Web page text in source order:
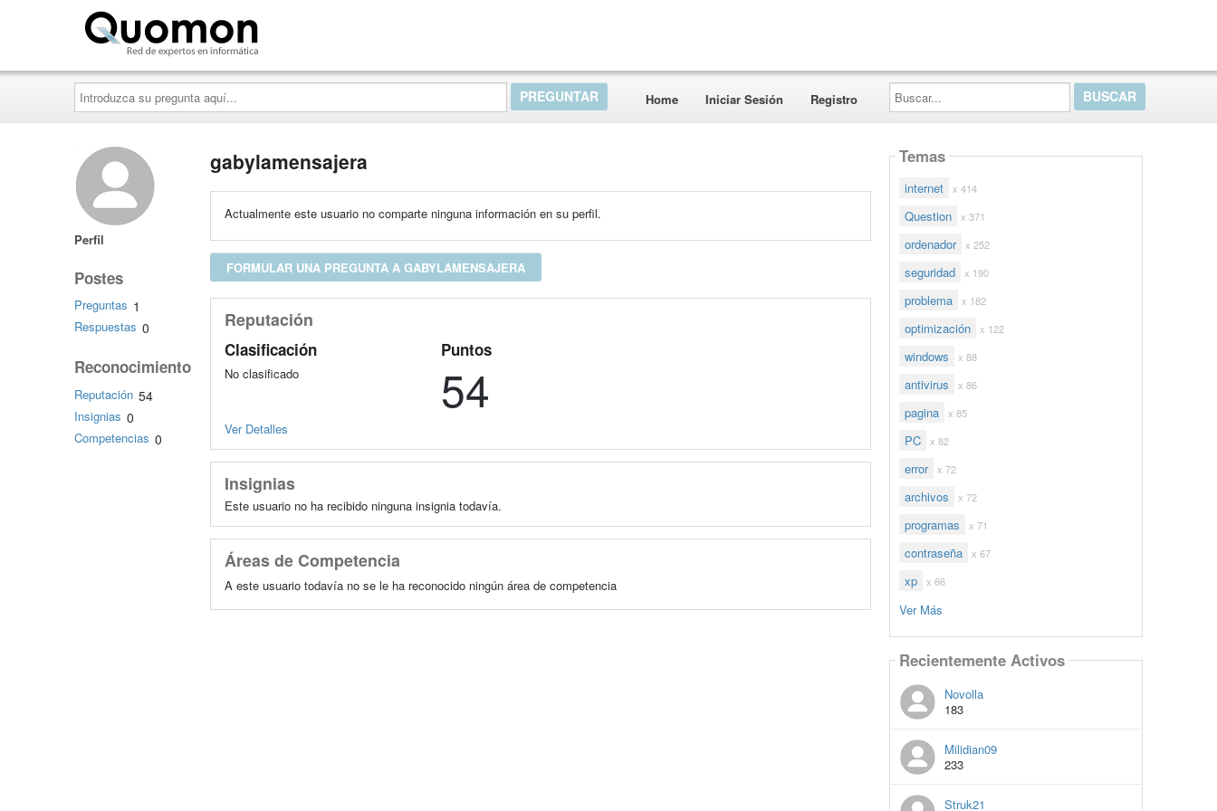
Introduzca
su
pregunta
aquí...
Home Iniciar Sesión Registro
Buscar...
Perfil
Postes
Preguntas 1
Respuestas 0
Reconocimiento
Reputación 54
Insignias 0
Competencias 0
gabylamensajera
Actualmente este usuario no comparte ninguna información en su perfil.
FORMULAR UNA PREGUNTA A GABYLAMENSAJERA
Reputación
Clasificación
No clasificado
Puntos
54
Ver Detalles
Insignias
Este usuario no ha recibido ninguna insignia todavía.
Áreas de Competencia
A este usuario todavía no se le ha reconocido ningún área de competencia
Temas
internet x 414
Question x 371
ordenador x 252
seguridad x 190
problema x 182
optimización x 122
windows x 88
antivirus x 86
pagina x 85
PC x 82
error x 72
archivos x 72
programas x 71
contraseña x 67
xp x 66
Ver Más
Recientemente Activos
Novolla
183
Milidian09
233
Struk21